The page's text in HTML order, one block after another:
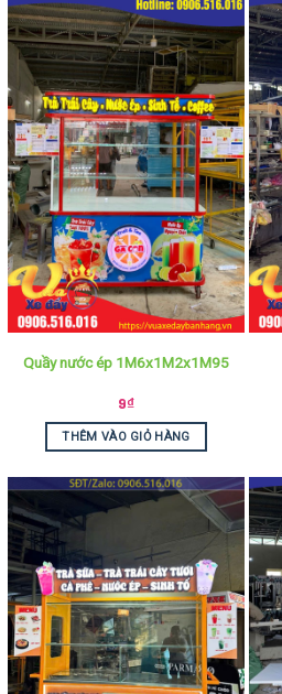
Quầy nước ép 1M6x1M2x1M95
9₫
THÊM VÀO GIỎ HÀNG